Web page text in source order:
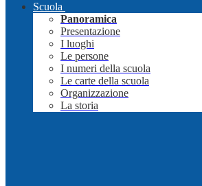
Scuola
Panoramica
Presentazione
I luoghi
Le persone
I numeri della scuola
Le carte della scuola
Organizzazione
La storia